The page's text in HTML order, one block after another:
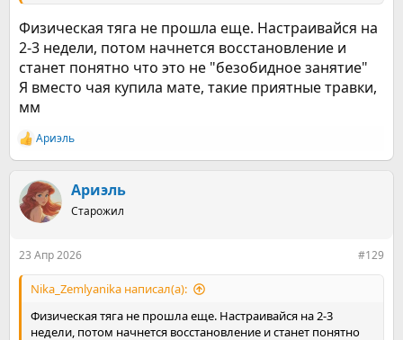
Физическая тяга не прошла еще. Настраивайся на
2-3 недели, потом начнется восстановление и
станет понятно что это не "безобидное занятие"
Я вместо чая купила мате, такие приятные травки,
мм
Р
е
к
ц
и
Ариэль
Ариэль
Старожил
23 Апр 2026 #129
Nika_Zemlyanika написал(а):
Физическая тяга не прошла еще. Настраивайся на 2-3
недели, потом начнется восстановление и станет понятно